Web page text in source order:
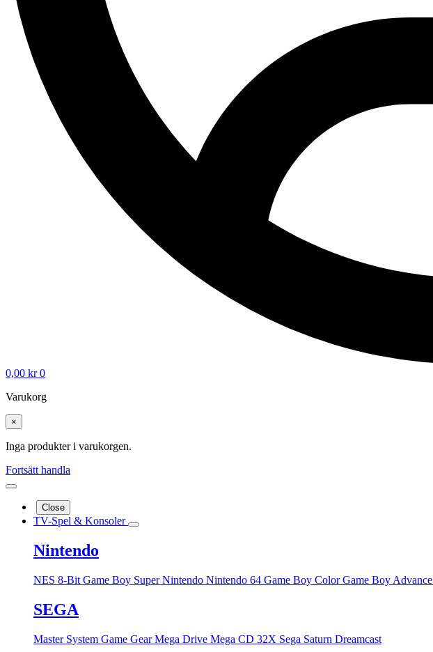
0,00 kr 0
Varukorg
×
Inga produkter i varukorgen.
Fortsätt handla
Close
TV-Spel & Konsoler
Nintendo
NES 8-Bit Game Boy Super Nintendo Nintendo 64 Game Boy ColorGame Boy Advance
SEGA
Master System Game GearMega Drive Mega CD 32X Sega Saturn Dreamcast